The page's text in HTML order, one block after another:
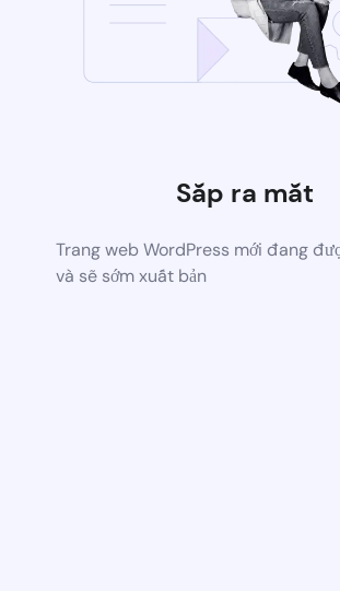
Sắp ra mắt
Trang web WordPress mới đang
và sẽ sớm xuất bản